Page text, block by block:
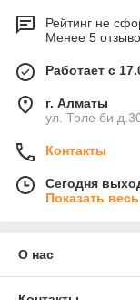
Рейтинг не
Менее 5
Работает с
г. Алматы
ул. Толе би
Контакты
Сегодня
Показать
О нас